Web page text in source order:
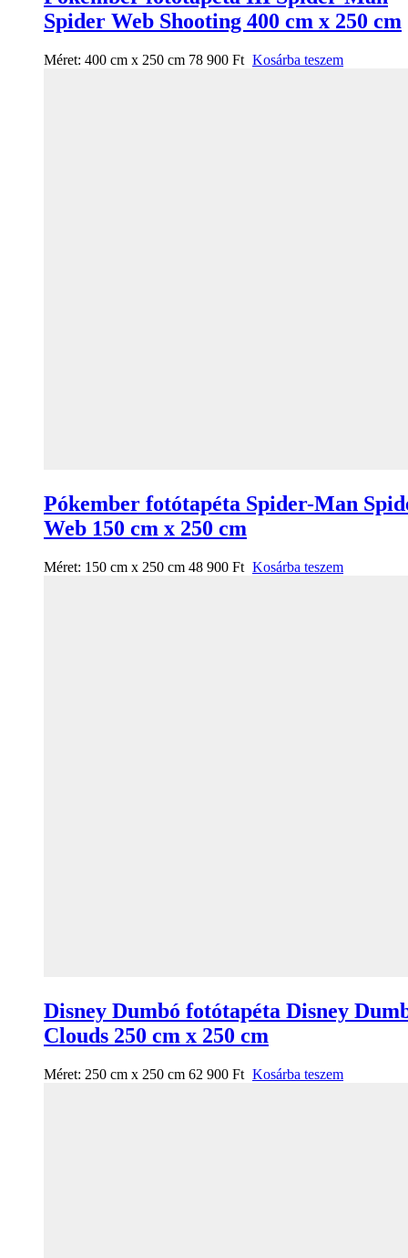
Spider Web Shooting 400 cm x 250 cm
Méret: 400 cm x 250 cm 78 900 Ft Kosárba teszem
Pókember fotótapéta Spider-Man
Web 150 cm x 250 cm
Méret: 150 cm x 250 cm 48 900 Ft Kosárba teszem
Disney Dumbó fotótapéta Disney
Clouds 250 cm x 250 cm
Méret: 250 cm x 250 cm 62 900 Ft Kosárba teszem